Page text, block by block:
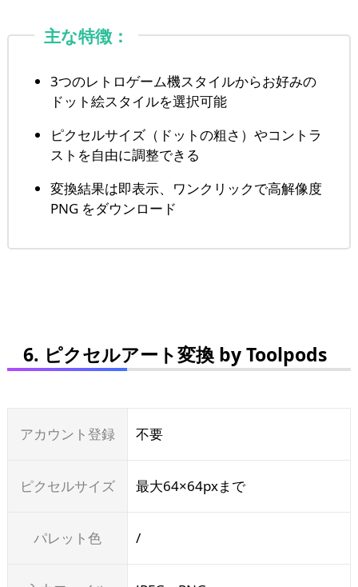
主な特徴：
3つのレトロゲーム機スタイルからお好みの
ドット絵スタイルを選択可能
ピクセルサイズ（ドットの粗さ）やコントラ
ストを自由に調整できる
変換結果は即表示、ワンクリックで高解像度
PNG をダウンロード
6. ピクセルアート変換 by Toolpods
アカウント登録 不要
ピクセルサイズ 最大64×64pxまで
パレット色 /